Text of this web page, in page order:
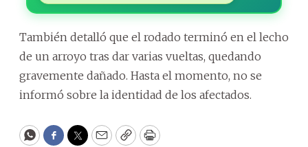
También detalló que el rodado terminó en el lecho
de un arroyo tras dar varias vueltas, quedando
gravemente dañado. Hasta el momento, no se
informó sobre la identidad de los afectados.
WhatsApp
Facebook
Twitter
EmailCopyPrint